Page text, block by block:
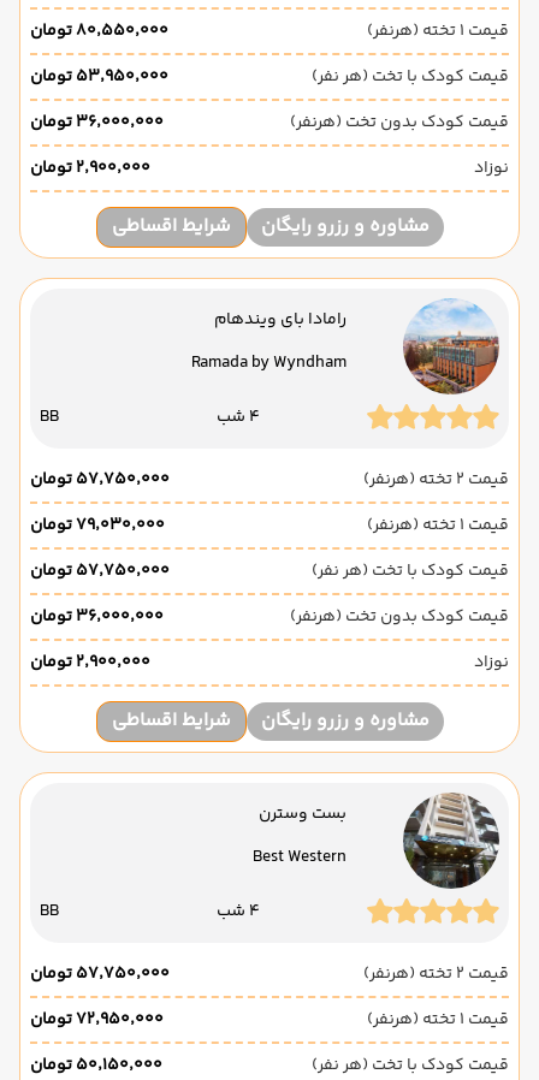
قیمت 1 تخته (هرنفر)
۸۰٬۵۵۰٬۰۰۰ تومان
قیمت کودک با تخت (هر نفر)
۵۳٬۹۵۰٬۰۰۰ تومان
قیمت کودک بدون تخت (هرنفر)
۳۶٬۰۰۰٬۰۰۰ تومان
نوزاد
۲٬۹۰۰٬۰۰۰ تومان
مشاوره و رزرو رایگان شرایط اقساطی
رامادا بای ویندهام
Ramada by Wyndham
4 شب BB
قیمت 2 تخته (هرنفر)
۵۷٬۷۵۰٬۰۰۰ تومان
قیمت 1 تخته (هرنفر)
۷۹٬۰۳۰٬۰۰۰ تومان
قیمت کودک با تخت (هر نفر)
۵۷٬۷۵۰٬۰۰۰ تومان
قیمت کودک بدون تخت (هرنفر)
۳۶٬۰۰۰٬۰۰۰ تومان
نوزاد
۲٬۹۰۰٬۰۰۰ تومان
مشاوره و رزرو رایگان شرایط اقساطی
بست وسترن
Best Western
4 شب BB
قیمت 2 تخته (هرنفر)
۵۷٬۷۵۰٬۰۰۰ تومان
قیمت 1 تخته (هرنفر)
۷۲٬۹۵۰٬۰۰۰ تومان
قیمت کودک با تخت (هر نفر)
۵۰٬۱۵۰٬۰۰۰ تومان